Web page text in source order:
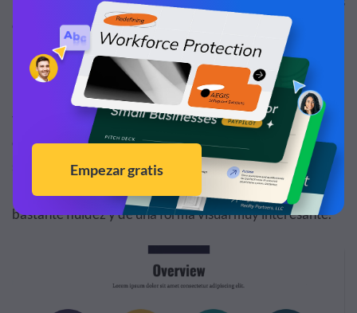
cómo, dónde y con quién quieras.
1. Plantilla para informes de tendencias del mercado
informe animadosobre las tendencias del mercado
tiene transiciones creativas para navegar de una
diapositiva a otra. Cada transición es diferente, pero no
son de las que cansan al espectador. Los widgets de
presentación de datos entran en las diapositivas con
bastante fluidez y de una forma visual muy interesante.